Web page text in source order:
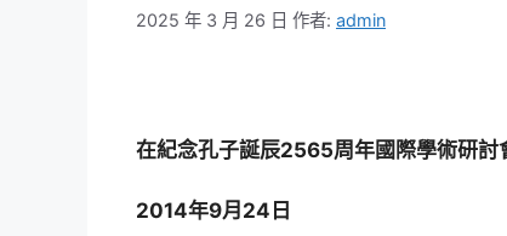
2025 年 3 月 26 日 作者: admin
在紀念孔子誕辰2565周年國際學術研討
2014年9月24日